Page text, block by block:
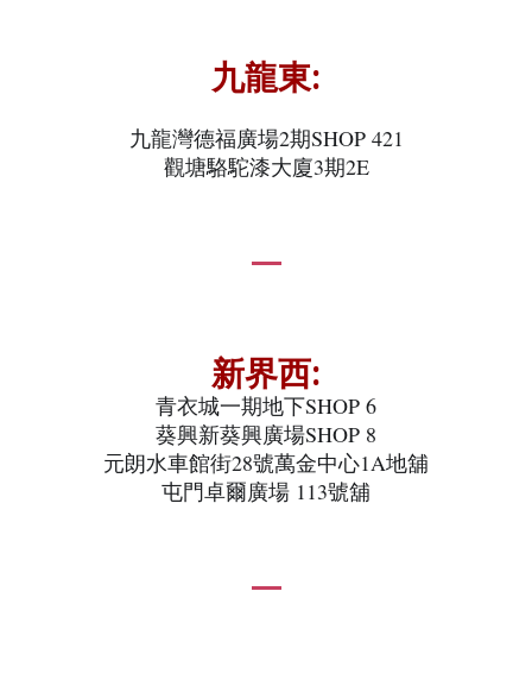
九龍東:
九龍灣德福廣場2期SHOP 421
觀塘駱駝漆大廈3期2E
新界西:
青衣城一期地下SHOP 6
葵興新葵興廣場SHOP 8
元朗水車館街28號萬金中心1A地舖
屯門卓爾廣場 113號舖